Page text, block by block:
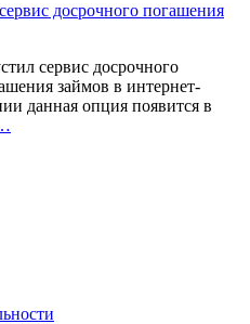
досрочного погашения
сервис досрочного
займов в интернет-
данная опция появится в